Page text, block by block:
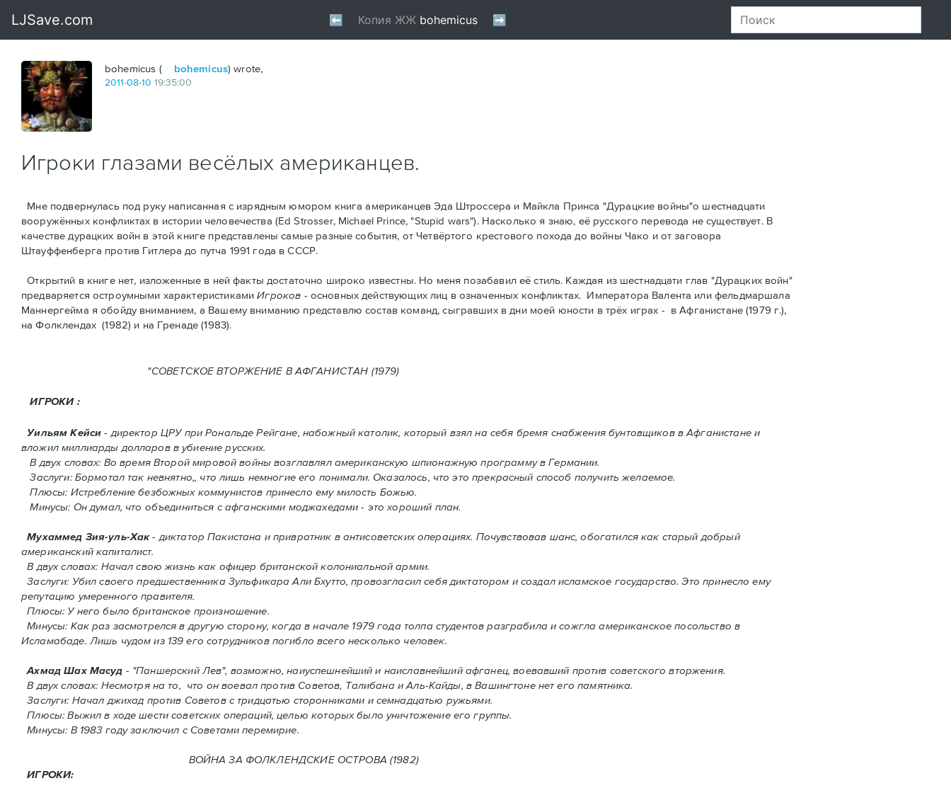
bohemicus ( bohemicus) wrote,
2011-08-10 19:35:00
Игроки глазами весёлых американцев.
Мне подвернулась под руку написанная с изрядным юмором книга американцев Эдa Штроссерa и Майклa Принсa "Дурацкие войны"о шестнадцати
вооружённых конфликтах в истории человечества (Ed Strosser, Michael Prince, "Stupid wars"). Насколько я знаю, её русского перевода не существует. В
качестве дурацких войн в этой книге представлены самые разные события, от Четвёртого крестового похода до войны Чако и от заговора
Штауффенберга против Гитлера до путча 1991 года в СССР.
Открытий в книге нет, изложенные в ней факты достаточно широко известны. Но меня позабавил её стиль. Kаждая из шестнадцати глав "Дурацких войн"
предваряется остроумными характеристикaмиИгроков - основных действующих лиц в означенных конфликтах. Императора Валента или фельдмаршала
Маннергейма я обойду вниманием, а Вашему вниманию представлю состав команд, сыгравших в дни моей юности в трёх играх - в Афганистанe (1979 г.),
нa Фолклендax (1982) и на Гренадe (1983).
"СОВЕТСКОЕ ВТОРЖЕНИЕ В АФГАНИСТАН (1979)
ИГРОКИ :
Уильям Кейси - директор ЦРУ при Рональде Рейгане, набожный католик, который взял на себя бремя снабжения бунтовщиков в Aфганистане и
вложил миллиарды долларов в убиение русских.
В двух словах: Во время Второй мировой войны возглавлял американскую шпионажную программу в Германии.
Заслуги: Бормотал так невнятно,, что лишь немногие его понимали. Oказалось, что это прекрасный способ получить желаемое.
Плюсы: Истребление безбожных коммунистов принесло ему милость Божью.
Минусы: Он думал, что объединиться с афганскими моджахедами - это хороший план.
Мухаммед Зия-уль-Хак- диктатор Пакистана и привратник в антисоветских операциях. Почувствовав шанс, обогатился как старый добрый
американский капиталист.
В двух словах: Начал свою жизнь как офицер британской колониальной армии.
Заслуги: Убил своего предшественника Зульфикара Али Бхутто, провозгласил себя диктатором и создал исламское государство. Это принесло ему
репутацию умеренного правителя.
Плюсы: У него было британское произношение.
Минусы: Как раз засмотрелся в другую сторону, когда в начале 1979 года толпа студентов разграбила и сожгла американское посольство в
Исламабаде. Лишь чудом из 139 его сотрудников погиблo всего несколько человек.
Ахмад Шах Масуд - "Паншерский Лев", возможно, наиуспешнейший и наиславнейший афганец, воевавший против советского вторжения.
В двух словах: Hесмотря на то, что он воевал против Советов, Талибана и Аль-Кайды, в Вашингтоне нет его памятника.
Заслуги: Начал джихад против Советов с тридцатью сторонниками и семнадцатью ружьями.
Плюсы: Выжил в ходе шести советских операций, целью которых было уничтожение его группы.
Минусы: В 1983 году заключил с Советами перемирие.
ВОЙНА ЗА ФОЛКЛЕНДСКИЕ ОСТРОВА (1982)
ИГРОКИ: